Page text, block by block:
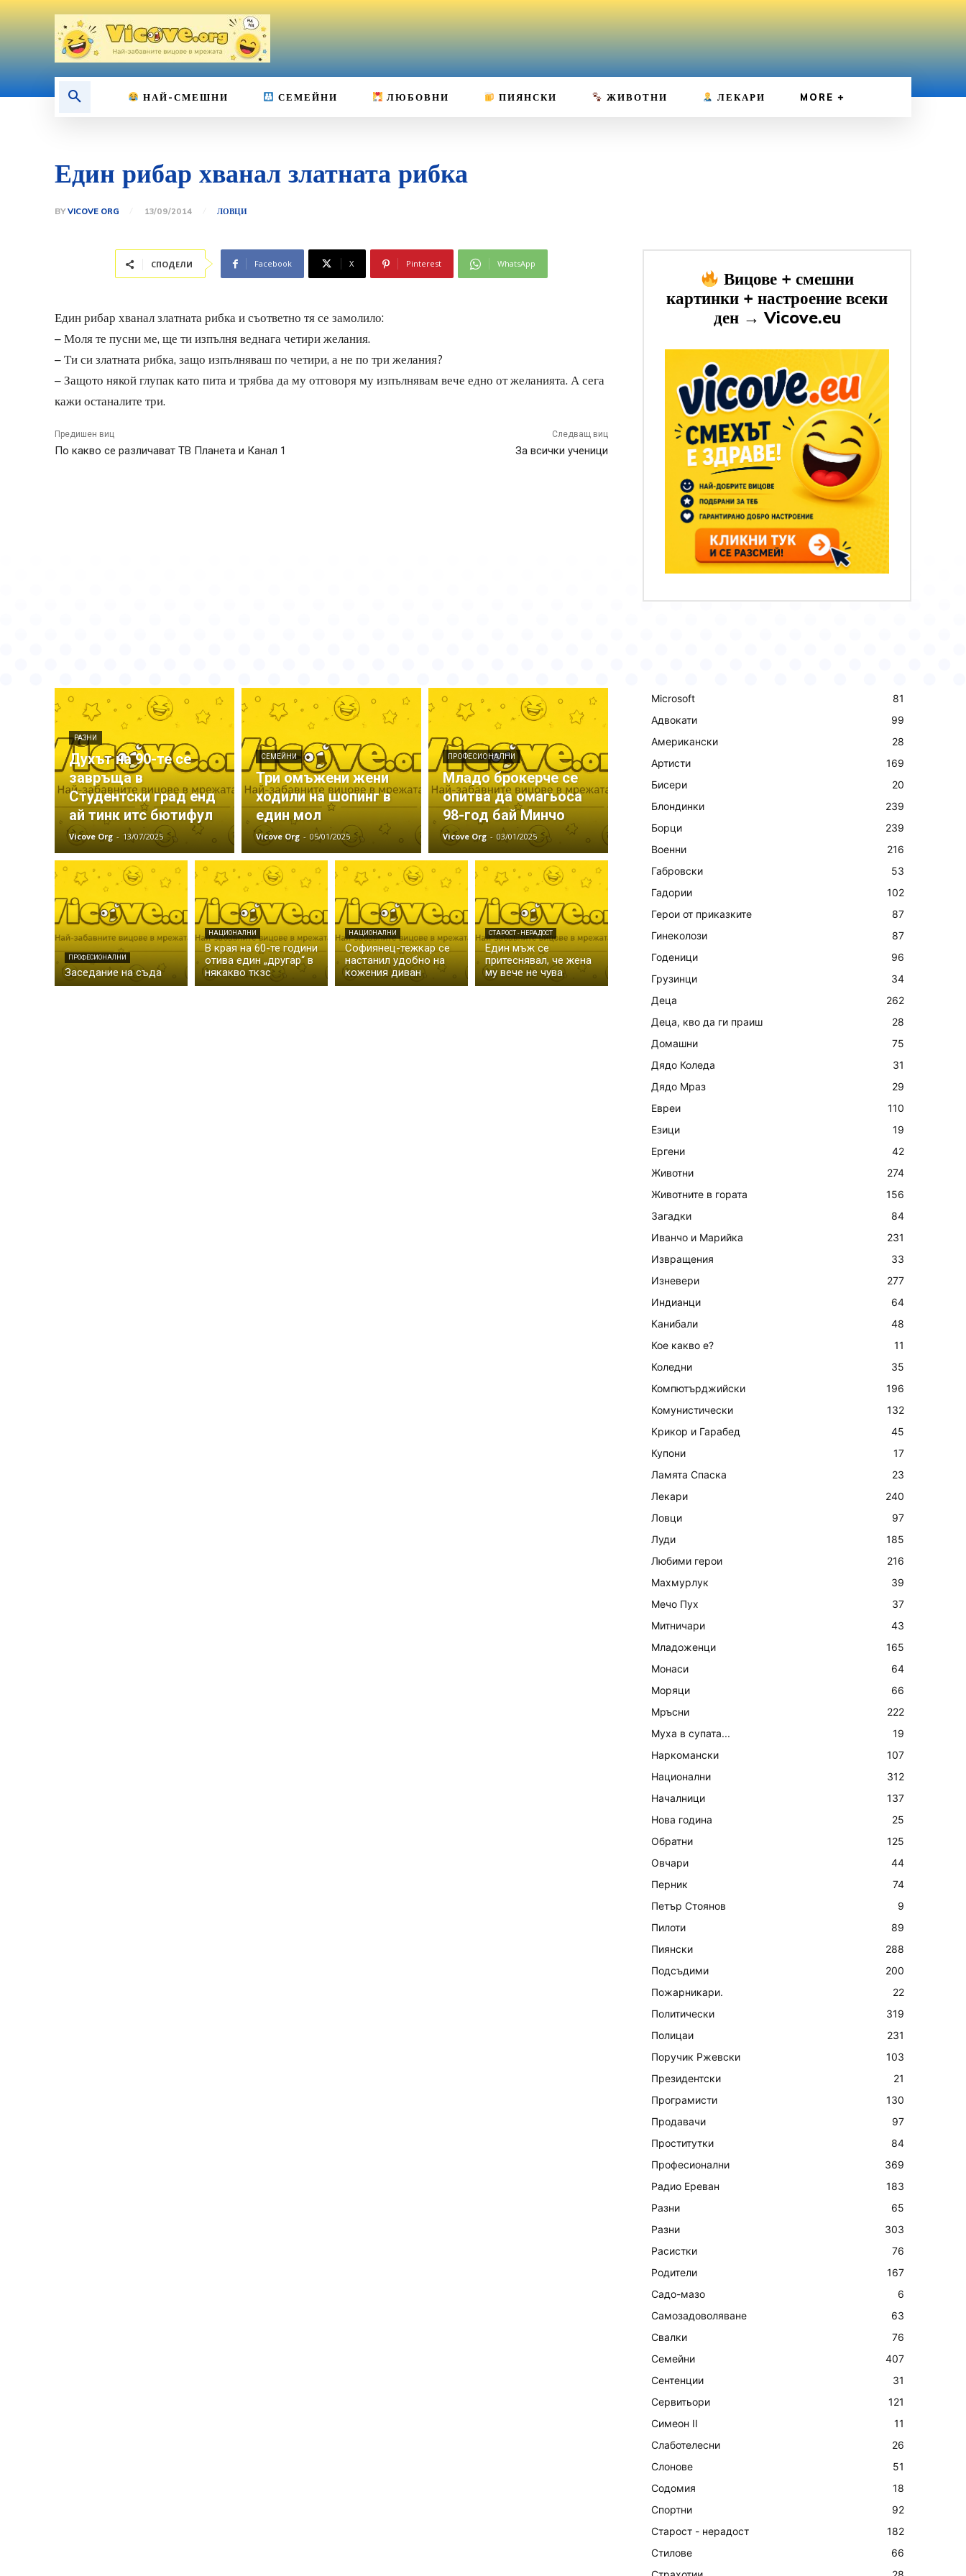
НАЙ-СМЕШНИ СЕМЕЙНИ ЛЮБОВНИ ПИЯНСКИ ЖИВОТНИ ЛЕКАРИ MORE
Един рибар хванал златната рибка
BY VICOVE ORG 13/09/2014 ЛОВЦИ
СПОДЕЛИ Facebook X Pinterest WhatsApp
Един рибар хванал златната рибка и съответно тя се замолило:
– Моля те пусни ме, ще ти изпълня веднага четири желания.
– Ти си златната рибка, защо изпълняваш по четири, а не по три желания?
– Защото някой глупак като пита и трябва да му отговоря му изпълнявам вече едно от желанията. А сега
кажи останалите три.
Предишен виц
По какво се различават ТВ Планета и Канал 1
Следващ виц
За всички ученици
Вицове + смешни
картинки + настроение всеки
ден → Vicove.eu
РАЗНИ
Духът на 90-те се
завръща в
Студентски град енд
ай тинк итс бютифул
Vicove Org - 13/07/2025
СЕМЕЙНИ
Три омъжени жени
ходили на шопинг в
един мол
Vicove Org - 05/01/2025
ПРОФЕСИОНАЛНИ
Младо брокерче се
опитва да омагьоса
98-год бай Минчо
Vicove Org - 03/01/2025
ПРОФЕСИОНАЛНИ
Заседание на съда
НАЦИОНАЛНИ
В края на 60-те години
отива един „другар“ в
някакво ткзс
НАЦИОНАЛНИ
Софиянец-тежкар се
настанил удобно на
кожения диван
СТАРОСТ - НЕРАДОСТ
Един мъж се
притеснявал, че жена
му вече не чува
Microsoft
81
Адвокати
99
Американски
28
Артисти
169
Бисери
20
Блондинки
239
Борци
239
Военни
216
Габровски
53
Гадории
102
Герои от приказките
87
Гинеколози
87
Годеници
96
Грузинци
34
Деца
262
Деца, кво да ги праиш
28
Домашни
75
Дядо Коледа
31
Дядо Мраз
29
Евреи
110
Езици
19
Ергени
42
Животни
274
Животните в гората
156
Загадки
84
Иванчо и Марийка
231
Извращения
33
Изневери
277
Индианци
64
Канибали
48
Кое какво е?
11
Коледни
35
Компютърджийски
196
Комунистически
132
Крикор и Гарабед
45
Купони
17
Ламята Спаска
23
Лекари
240
Ловци
97
Луди
185
Любими герои
216
Махмурлук
39
Мечо Пух
37
Митничари
43
Младоженци
165
Монаси
64
Моряци
66
Мръсни
222
Муха в супата...
19
Наркомански
107
Национални
312
Началници
137
Нова година
25
Обратни
125
Овчари
44
Перник
74
Петър Стоянов
9
Пилоти
89
Пиянски
288
Подсъдими
200
Пожарникари.
22
Политически
319
Полицаи
231
Поручик Ржевски
103
Президентски
21
Програмисти
130
Продавачи
97
Проститутки
84
Професионални
369
Радио Ереван
183
Разни
65
Разни
303
Расистки
76
Родители
167
Садо-мазо
6
Самозадоволяване
63
Свалки
76
Семейни
407
Сентенции
31
Сервитьори
121
Симеон II
11
Слаботелесни
26
Слонове
51
Содомия
18
Спортни
92
Старост - нерадост
182
Стилове
66